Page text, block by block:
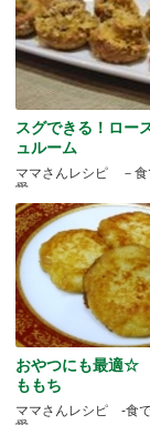
スグできる！ロー
ュルーム
ママさんレシピ －食
愛－
おやつにも最適☆
ももち
ママさんレシピ -食
愛-